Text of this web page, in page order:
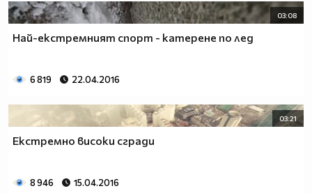
03:08
Най-екстремният спорт - катерене по лед
6 819 22.04.2016
03:21
Екстремно високи сгради
8 946 15.04.2016